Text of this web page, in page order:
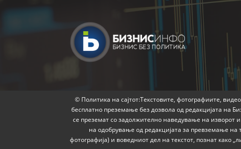
© Политика на сајтот:Текстовите, фотографиите,
бесплатно преземање без дозвола од редакцијата на
се преземат со задолжително наведување на изворот
на одобрување од редакцијата за превземање на
фотографија) и воведниот дел на текстот, познат